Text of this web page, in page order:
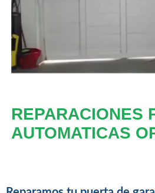
REPARACIONES
AUTOMATICAS